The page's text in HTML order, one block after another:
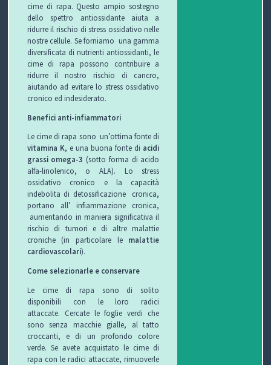
cime di rapa. Questo ampio sostegno
dello spettro antiossidante aiuta a
ridurre il rischio di stress ossidativo nelle
nostre cellule. Se forniamo una gamma
diversificata di nutrienti antiossidanti, le
cime di rapa possono contribuire a
ridurre il nostro rischio di cancro,
aiutando ad evitare lo stress ossidativo
cronico ed indesiderato.
Benefici anti-infiammatori
Le cime di rapa sono un’ottima fonte di
vitamina K, e una buona fonte di acidi
grassi omega-3 (sotto forma di acido
alfa-linolenico, o ALA). Lo stress
ossidativo cronico e la capacità
indebolita di detossificazione cronica,
portano all’ infiammazione cronica,
aumentando in maniera significativa il
rischio di tumori e di altre malattie
croniche (in particolare le malattie
cardiovascolari).
Come selezionarle e conservare
Le cime di rapa sono di solito
disponibili con le loro radici
attaccate.
Cercate le foglie verdi che
sono senza macchie gialle, al tatto
croccanti, e di un profondo colore
verde. Se avete acquistato le cime di
rapa con le radici attaccate, rimuoverle